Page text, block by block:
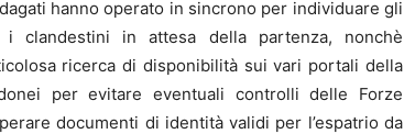
hanno operato in sincrono per individuare gli
clandestini in attesa della partenza, nonchè
ricerca di disponibilità sui vari portali della
per evitare eventuali controlli delle Forze
documenti di identità validi per l’espatrio da